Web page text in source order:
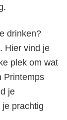
drinken?
Hier vind je
plek om wat
Printemps
je
prachtig